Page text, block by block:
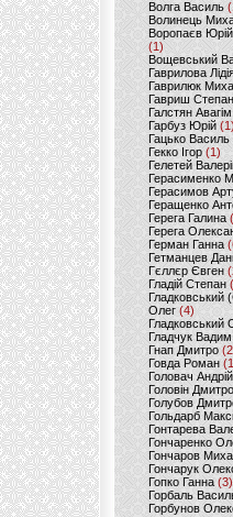
Волга Василь
Волинець
Воропаєв
(1)
Вощевський
Гаврилова
Гаврилюк
Гавриш Степан
Галстян Авагім
Гарбуз Юрій (1)
Гацько Василь
Гекко Ігор(1)
Гелетей
Герасименко
Герасимов
Геращенко
Герега Галина
Герега
Герман Ганна
Гетманцев
Гєллєр Євген
Гладій Степан
Гладковський
Олег (4)
Гладковський
Гладчук Вадим
Гнап Дмитро
Говда Роман
Головач Андрій
Головін Дмитро
Голубов
Гольдарб
Гонтарева
Гончаренко
Гончаров
Гончарук
Гопко Ганна (3)
Горбаль
Горбунов